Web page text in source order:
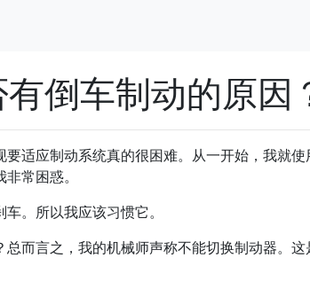
倒车制动的原因
要适应制动系统真的很困难。从一开始，我就使
常困惑。
。所以我应该习惯它。
而言之，我的机械师声称不能切换制动器。这